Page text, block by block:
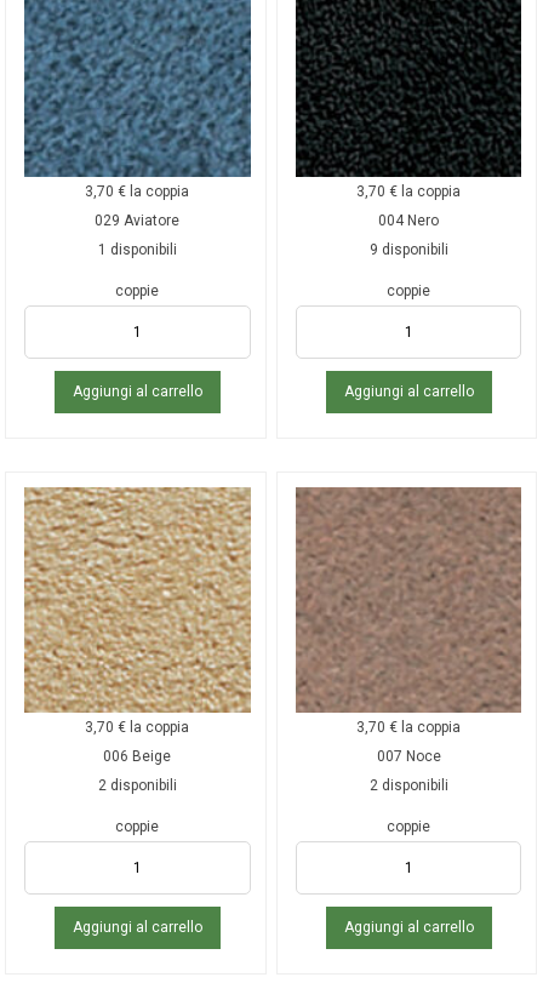
3,70€ la coppia
029 Aviatore
1 disponibili
coppie
Aggiungi al carrello
3,70€ la coppia
004 Nero
9 disponibili
coppie
Aggiungi al carrello
3,70€ la coppia
006 Beige
2 disponibili
coppie
Aggiungi al carrello
3,70€ la coppia
007 Noce
2 disponibili
coppie
Aggiungi al carrello